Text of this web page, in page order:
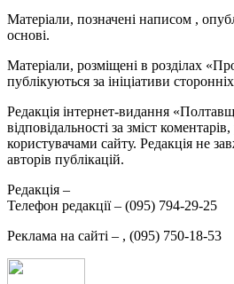
Матеріали, позначені написом ,
основі.
Матеріали, розміщені в розділах
публікуються за ініціативи
Редакція інтернет-видання
відповідальності за зміст
користувачами сайту. Редакція не
авторів публікацій.
Редакція –
Телефон редакції – (095) 794-29-25
Реклама на сайті – , (095) 750-18-53